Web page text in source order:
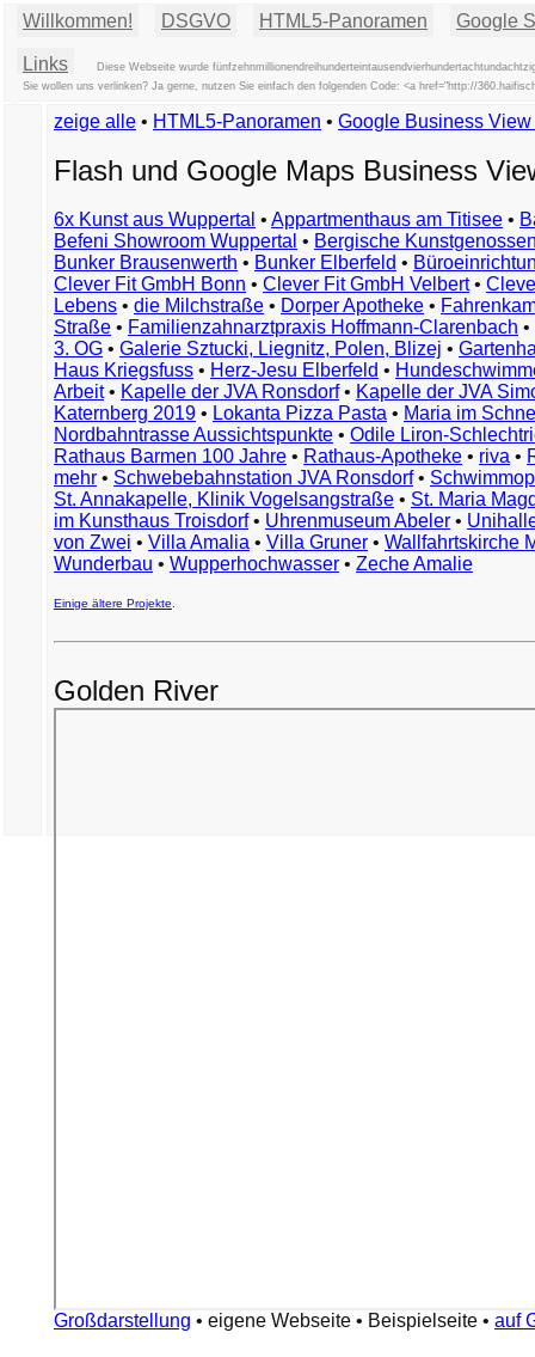
Willkommen! DSGVO HTML5-Panoramen Google
Links
Diese Webseite wurde
Sie wollen uns verlinken? Ja gerne, nutzen Sie einfach den folgenden Code: <a href="http://
zeige alle • HTML5-Panoramen • Google Business
Flash und Google Maps Business
6x Kunst aus Wuppertal • Appartmenthaus am Titisee •
Befeni Showroom Wuppertal • Bergische
Bunker Brausenwerth • Bunker Elberfeld •
Clever Fit GmbH Bonn • Clever Fit GmbH Velbert•
Lebens • die Milchstraße • Dorper Apotheke •
Straße • Familienzahnarztpraxis Hoffmann-Clarenbach •
3. OG • Galerie Sztucki, Liegnitz, Polen, Blizej •
Haus Kriegsfuss • Herz-Jesu Elberfeld •
Arbeit• Kapelle der JVA Ronsdorf• Kapelle der JVA
Katernberg 2019 • Lokanta Pizza Pasta • Maria im
Nordbahntrasse Aussichtspunkte • Odile Liron-
Rathaus Barmen 100 Jahre • Rathaus-Apotheke • riva •
mehr • Schwebebahnstation JVA Ronsdorf•
St. Annakapelle, Klinik Vogelsangstraße • St. Maria
im Kunsthaus Troisdorf• Uhrenmuseum Abeler •
von Zwei • Villa Amalia • Villa Gruner • Wallfahrtskirche
Wunderbau • Wupperhochwasser • Zeche Amalie
Einige ältere Projekte
Golden River
Großdarstellung • eigene Webseite • Beispielseite • auf